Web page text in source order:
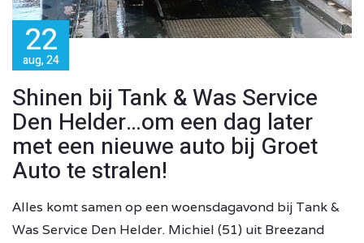
22
aug, 24
Shinen bij Tank & Was Service
Den Helder…om een dag later
met een nieuwe auto bij Groet
Auto te stralen!
Alles komt samen op een woensdagavond bij Tank &
Was Service Den Helder. Michiel (51) uit Breezand